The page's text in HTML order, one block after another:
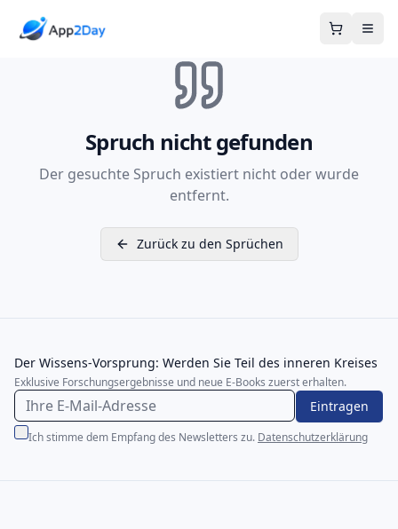
Spruch nicht gefunden
Der gesuchte Spruch existiert nicht oder wurde
entfernt.
Zurück zu den Sprüchen
Der Wissens-Vorsprung: Werden Sie Teil des inneren Kreises
Exklusive Forschungsergebnisse und neue E-Books zuerst erhalten.
Eintragen
Ich stimme dem Empfang des Newsletters zu. Datenschutzerklärung